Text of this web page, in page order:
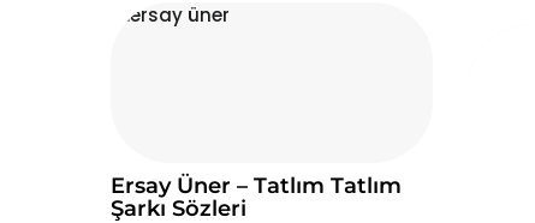
Ersay Üner – Tatlım Tatlım
Şarkı Sözleri